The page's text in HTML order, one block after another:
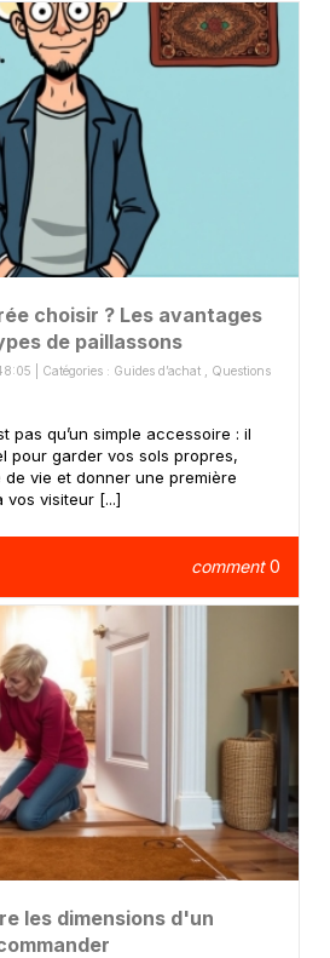
choisir ? Les avantages
de paillassons
| Catégories : Guides d’achat
Questions
pas qu’un simple accessoire : il
pour garder vos sols propres,
vie et donner une première
vos visiteur [...]
comment0
les dimensions d'un